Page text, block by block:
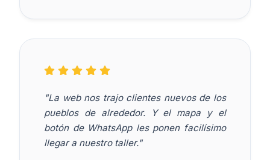
"La web nos trajo clientes nuevos de los
pueblos de alrededor. Y el mapa y el
botón de WhatsApp les ponen facilísimo
llegar a nuestro taller."